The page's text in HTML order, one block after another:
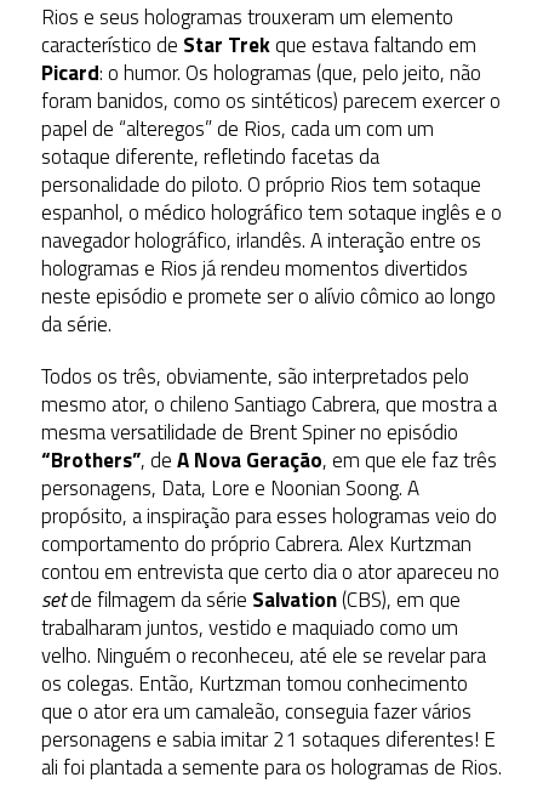
Rios e seus hologramas trouxeram um elemento
característico de Star Trekque estava faltando em
Picard: o humor. Os hologramas (que, pelo jeito, não
foram banidos, como os sintéticos) parecem exercer o
papel de “alteregos” de Rios, cada um com um
sotaque diferente, refletindo facetas da
personalidade do piloto. O próprio Rios tem sotaque
espanhol, o médico holográfico tem sotaque inglês e o
navegador holográfico, irlandês. A interação entre os
hologramas e Rios já rendeu momentos divertidos
neste episódio e promete ser o alívio cômico ao longo
da série.
Todos os três, obviamente, são interpretados pelo
mesmo ator, o chileno Santiago Cabrera, que mostra a
mesma versatilidade de Brent Spiner no episódio
“Brothers”, deA Nova Geração, em que ele faz três
personagens, Data, Lore e Noonian Soong. A
propósito, a inspiração para esses hologramas veio do
comportamento do próprio Cabrera. Alex Kurtzman
contou em entrevista que certo dia o ator apareceu no
setde filmagem da série Salvation(CBS), em que
trabalharam juntos, vestido e maquiado como um
velho. Ninguém o reconheceu, até ele se revelar para
os colegas. Então, Kurtzman tomou conhecimento
que o ator era um camaleão, conseguia fazer vários
personagens e sabia imitar 21 sotaques diferentes! E
ali foi plantada a semente para os hologramas de Rios.